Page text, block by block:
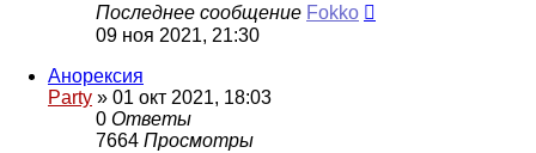
Последнее сообщение Fokko
09 ноя 2021, 21:30
Анорексия
Party » 01 окт 2021, 18:03
0 Ответы
7664 Просмотры